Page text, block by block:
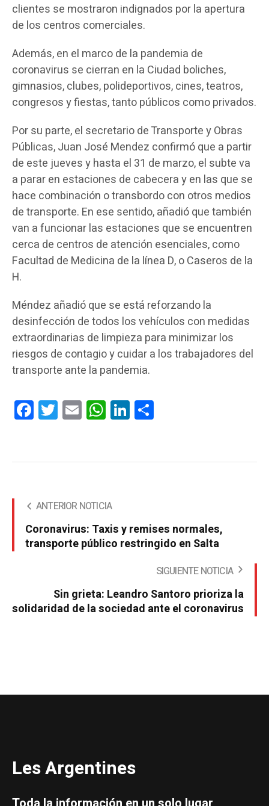
clientes se mostraron indignados por la apertura
de los centros comerciales.
Además, en el marco de la pandemia de
coronavirus se cierran en la Ciudad boliches,
gimnasios, clubes, polideportivos, cines, teatros,
congresos y fiestas, tanto públicos como privados.
Por su parte, el secretario de Transporte y Obras
Públicas, Juan José Mendez confirmó que a partir
de este jueves y hasta el 31 de marzo, el subte va
a parar en estaciones de cabecera y en las que se
hace combinación o transbordo con otros medios
de transporte. En ese sentido, añadió que también
van a funcionar las estaciones que se encuentren
cerca de centros de atención esenciales, como
Facultad de Medicina de la línea D, o Caseros de la
H.
Méndez añadió que se está reforzando la
desinfección de todos los vehículos con medidas
extraordinarias de limpieza para minimizar los
riesgos de contagio y cuidar a los trabajadores del
transporte ante la pandemia.
FacebookTwitterEmail WhatsAppLinkedIn
ANTERIOR NOTICIA
Coronavirus: Taxis y remises normales,
transporte público restringido en Salta
SIGUIENTE NOTICIA
Sin grieta: Leandro Santoro prioriza la
solidaridad de la sociedad ante el coronavirus
Les Argentines